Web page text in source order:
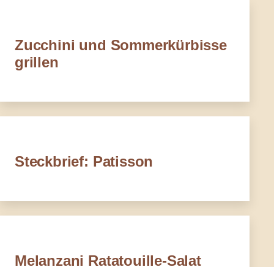
Zucchini und Sommerkürbisse
grillen
Steckbrief: Patisson
Melanzani Ratatouille-Salat